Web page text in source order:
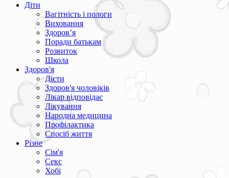
Діти
Вагітність і пологи
Виховання
Здоров’я
Поради батькам
Розвиток
Школа
Здоров'я
Дієти
Здоров'я чоловіків
Лікар відповідає
Лікування
Народна медицина
Профілактика
Спосіб життя
Різне
Сім'я
Секс
Хобі